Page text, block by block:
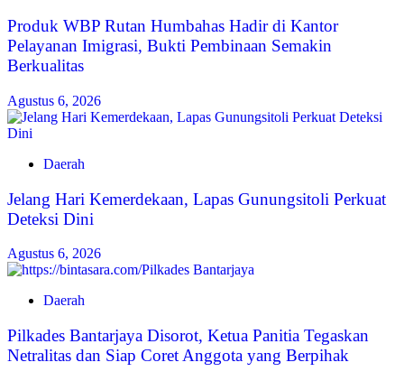
Produk WBP Rutan Humbahas Hadir di Kantor
Pelayanan Imigrasi, Bukti Pembinaan Semakin
Berkualitas
Agustus 6, 2026
Daerah
Jelang Hari Kemerdekaan, Lapas Gunungsitoli Perkuat
Deteksi Dini
Agustus 6, 2026
Daerah
Pilkades Bantarjaya Disorot, Ketua Panitia Tegaskan
Netralitas dan Siap Coret Anggota yang Berpihak